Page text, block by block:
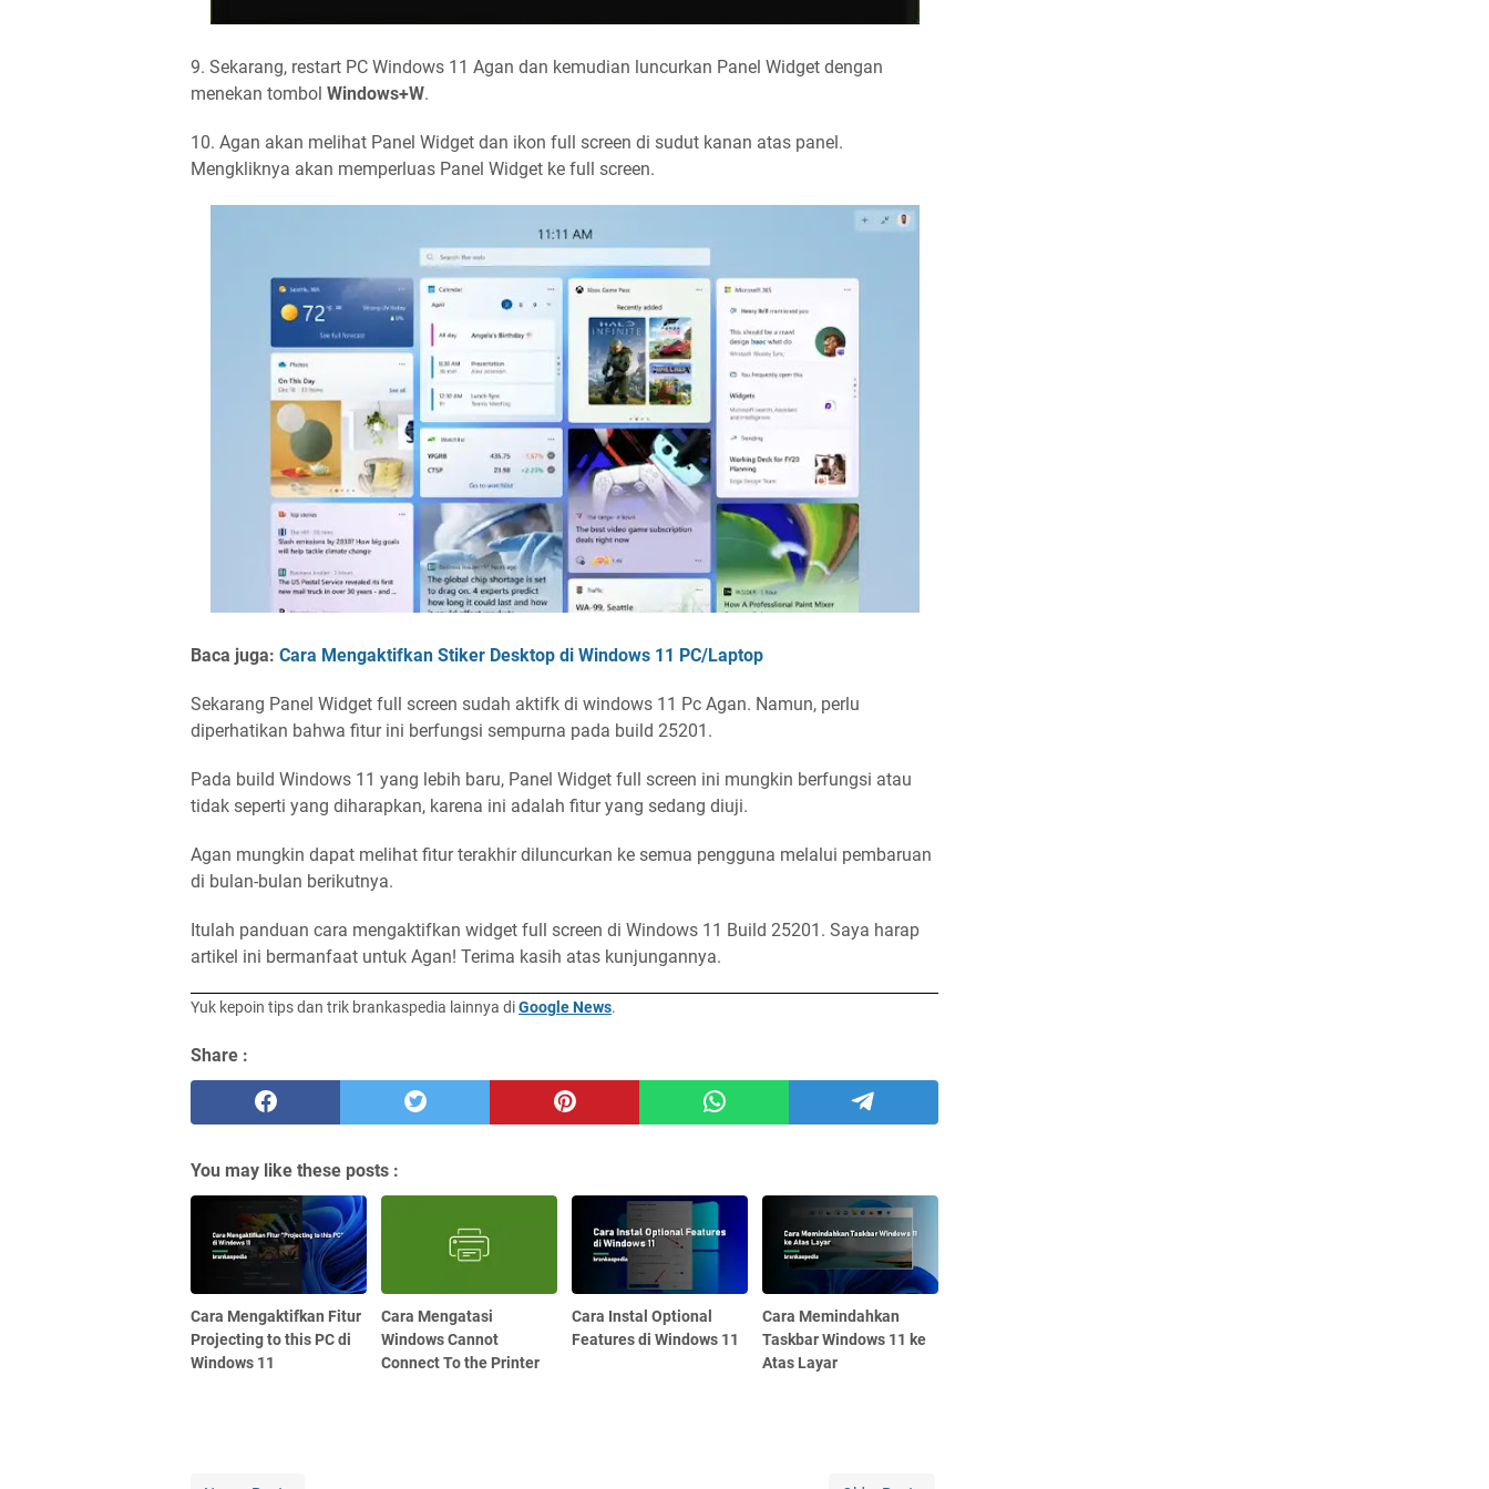
9. Sekarang, restart PC Windows 11 Agan dan kemudian luncurkan Panel Widget dengan
menekan tombol Windows+W.
10. Agan akan melihat Panel Widget dan ikon full screen di sudut kanan atas panel.
Mengkliknya akan memperluas Panel Widget ke full screen.
Baca juga: Cara Mengaktifkan Stiker Desktop di Windows 11 PC/Laptop
Sekarang Panel Widget full screen sudah aktifk di windows 11 Pc Agan. Namun, perlu
diperhatikan bahwa fitur ini berfungsi sempurna pada build 25201.
Pada build Windows 11 yang lebih baru, Panel Widget full screen ini mungkin berfungsi atau
tidak seperti yang diharapkan, karena ini adalah fitur yang sedang diuji.
Agan mungkin dapat melihat fitur terakhir diluncurkan ke semua pengguna melalui pembaruan
di bulan-bulan berikutnya.
Itulah panduan cara mengaktifkan widget full screen di Windows 11 Build 25201. Saya harap
artikel ini bermanfaat untuk Agan! Terima kasih atas kunjungannya.
Yuk kepoin tips dan trik brankaspedia lainnya diGoogle News.
Share :
You may like these posts :
Cara Mengaktifkan Fitur
Projecting to this PC di
Windows 11
Cara Mengatasi
Windows Cannot
Connect To the Printer
Cara Instal Optional
Features di Windows 11
Cara Memindahkan
Taskbar Windows 11 ke
Atas Layar